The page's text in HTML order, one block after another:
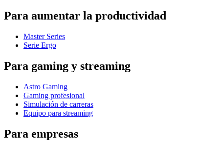
Para aumentar la productividad
Master Series
Serie Ergo
Para gaming y streaming
Astro Gaming
Gaming profesional
Simulación de carreras
Equipo para streaming
Para empresas